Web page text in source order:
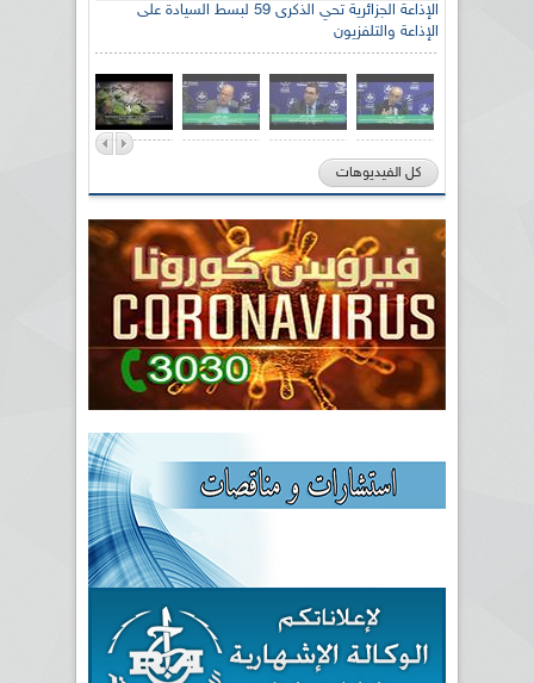
الإذاعة الجزائرية تحي الذكرى 59 لبسط السيادة على
الإذاعة والتلفزيون
كل الفيديوهات